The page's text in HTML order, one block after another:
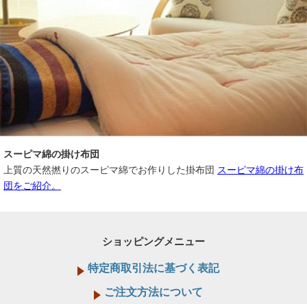
スーピマ綿の掛け布団
上質の天然撚りのスーピマ綿でお作りした掛布団 スーピマ綿の掛け布
団をご紹介。
ショッピングメニュー
特定商取引法に基づく表記
ご注文方法について